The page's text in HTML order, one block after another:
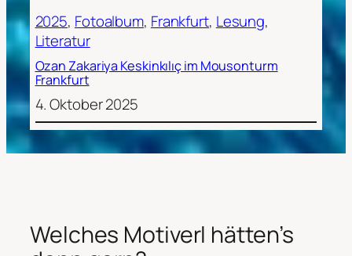
2025, Fotoalbum, Frankfurt, Lesung
Literatur
Ozan Zakariya Keskinkılıç im Mousonturm
Frankfurt
4. Oktober 2025
Welches Motiverl hätten’s